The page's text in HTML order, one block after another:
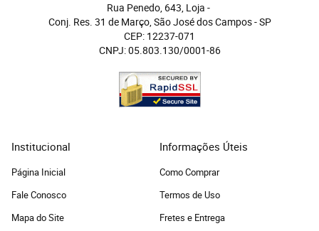
Rua Penedo, 643, Loja -
Conj. Res. 31 de Março, São José dos Campos - SP
CEP: 12237-071
CNPJ: 05.803.130/0001-86
Institucional
Página Inicial
Fale Conosco
Mapa do Site
Informações Úteis
Como Comprar
Termos de Uso
Fretes e Entrega